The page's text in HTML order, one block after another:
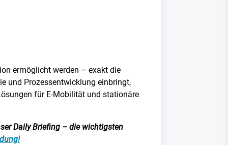
ermöglicht werden – exakt die
und Prozessentwicklung einbringt,
für E-Mobilität und stationäre
Daily Briefing – die wichtigsten